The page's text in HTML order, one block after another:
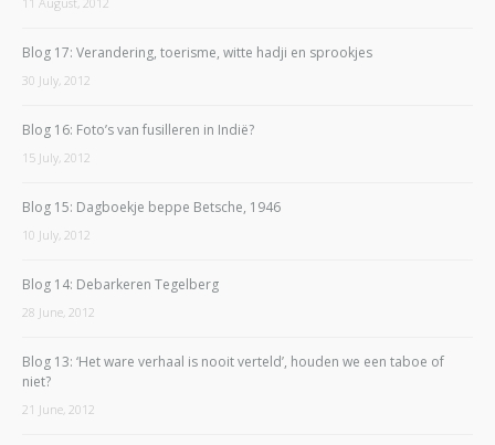
Blog 17: Verandering, toerisme, witte hadji en sprookjes
30 July, 2012
Blog 16: Foto’s van fusilleren in Indië?
15 July, 2012
Blog 15: Dagboekje beppe Betsche, 1946
10 July, 2012
Blog 14: Debarkeren Tegelberg
28 June, 2012
Blog 13: ‘Het ware verhaal is nooit verteld’, houden we een taboe of
niet?
21 June, 2012